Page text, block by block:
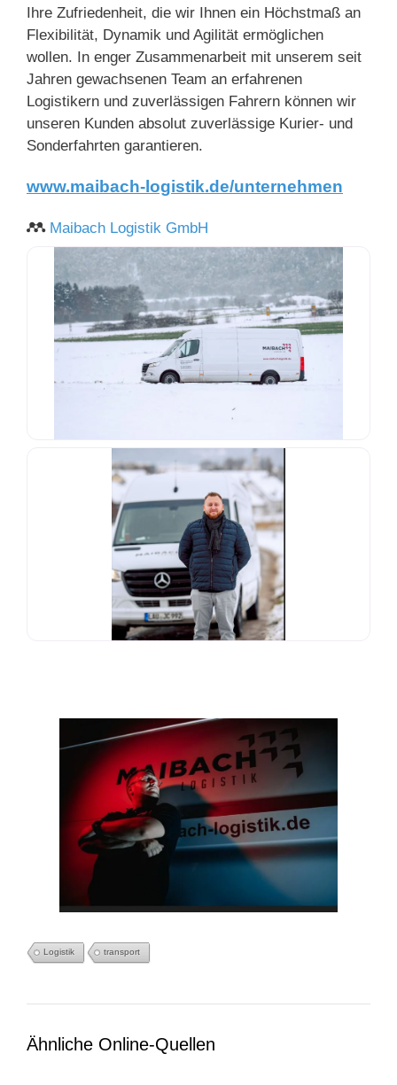
Ihre Zufriedenheit, die wir Ihnen ein Höchstmaß an
Flexibilität, Dynamik und Agilität ermöglichen
wollen. In enger Zusammenarbeit mit unserem seit
Jahren gewachsenen Team an erfahrenen
Logistikern und zuverlässigen Fahrern können wir
unseren Kunden absolut zuverlässige Kurier- und
Sonderfahrten garantieren.
www.maibach-logistik.de/unternehmen
Maibach Logistik GmbH
Logistik transport
Ähnliche Online-Quellen